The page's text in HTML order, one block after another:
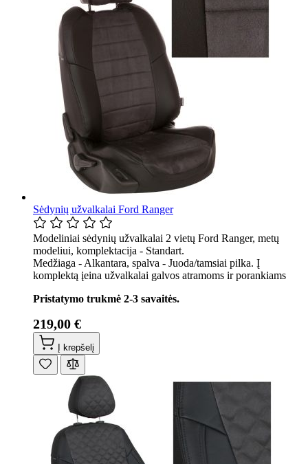
Sėdynių užvalkalai Ford Ranger
Modeliniai sėdynių užvalkalai 2 vietų Ford Ranger, metų
modeliui, komplektacija - Standart.
Medžiaga - Alkantara, spalva - Juoda/tamsiai pilka. Į
komplektą įeina užvalkalai galvos atramoms ir porankiams
Pristatymo trukmė 2-3 savaitės.
219,00 €
Į krepšelį